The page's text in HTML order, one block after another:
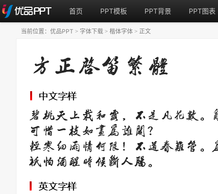
首页 PPT模板 PPT背景 PPT图表
当前位置： 优品PPT > 字体下载 > 楷体字体 > 正文